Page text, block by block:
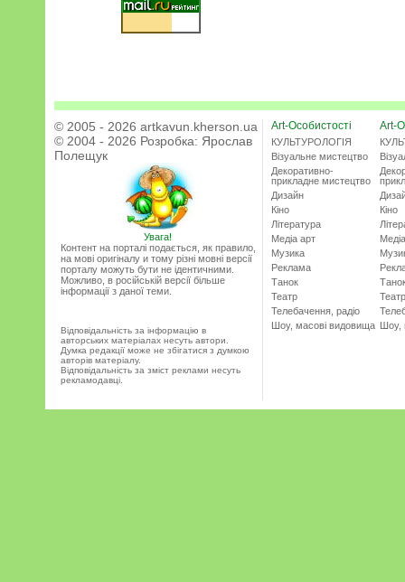
© 2005 - 2026 artkavun.kherson.ua
© 2004 - 2026 Розробка: Ярослав
Полещук
Увага!
Контент на порталі подається, як правило,
на мові оригіналу и тому різні мовні версії
порталу можуть бути не ідентичними.
Можливо, в російській версії більше
інформації з даної теми.
Відповідальність за інформацію в
авторських матеріалах несуть автори.
Думка редакції може не збігатися з думкою
авторів матеріалу.
Відповідальність за зміст реклами несуть
рекламодавці.
Art-Особистості
КУЛЬТУРОЛОГІЯ
Візуальне мистецтво
Декоративно-
прикладне мистецтво
Дизайн
Кіно
Література
Медіа арт
Музика
Реклама
Танок
Театр
Телебачення, радіо
Шоу, масові видовища
Art-
Кіно
Театр